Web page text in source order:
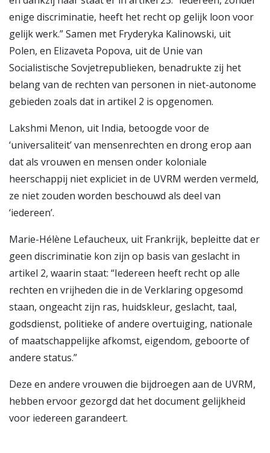
enige discriminatie, heeft het recht op gelijk loon voor
gelijk werk.” Samen met Fryderyka Kalinowski, uit
Polen, en Elizaveta Popova, uit de Unie van
Socialistische Sovjet­republieken, benadrukte zij het
belang van de rechten van personen in niet-autonome
gebieden zoals dat in artikel 2 is opgenomen.
Lakshmi Menon, uit India, betoogde voor de
‘universaliteit’ van mensenrechten en drong erop aan
dat als vrouwen en mensen onder koloniale
heerschappij niet expliciet in de UVRM werden vermeld,
ze niet zouden worden beschouwd als deel van
‘iedereen’.
Marie-Hélène Lefaucheux, uit Frankrijk, bepleitte dat er
geen discriminatie kon zijn op basis van geslacht in
artikel 2, waarin staat: “Iedereen heeft recht op alle
rechten en vrijheden die in de Verklaring opgesomd
staan, ongeacht zijn ras, huidskleur, geslacht, taal,
godsdienst, politieke of andere overtuiging, nationale
of maatschappelijke afkomst, eigendom, geboorte of
andere status.”
Deze en andere vrouwen die bijdroegen aan de UVRM,
hebben ervoor gezorgd dat het document gelijkheid
voor iedereen garandeert.